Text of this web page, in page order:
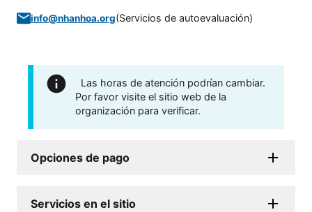
info@nhanhoa.org(Servicios de autoevaluación)
Las horas de atención podrían cambiar.
Por favor visite el sitio web de la
organización para verificar.
Opciones de pago
Servicios en el sitio